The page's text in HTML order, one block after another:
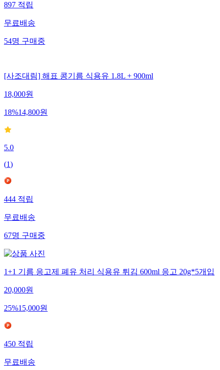
897적립
무료배송
54명구매중
[사조대림] 해표 콩기름 식용유 1.8L + 900ml
18,000원
18%14,800원
5.0
(1)
444적립
무료배송
67명구매중
1+1 기름 응고제 폐유 처리 식용유 튀김 600ml 응고 20g*5개입
20,000원
25%15,000원
450적립
무료배송